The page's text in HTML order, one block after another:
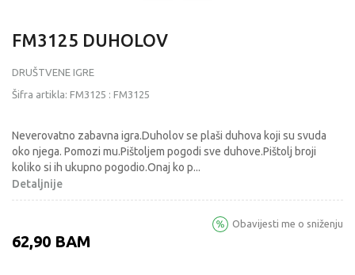
FM3125 DUHOLOV
DRUŠTVENE IGRE
Šifra artikla: FM3125 : FM3125
Neverovatno zabavna igra.Duholov se plaši duhova koji su svuda
oko njega. Pomozi mu.Pištoljem pogodi sve duhove.Pištolj broji
koliko si ih ukupno pogodio.Onaj ko p...
Detaljnije
62,90 BAM
Obavijesti me o sniženju